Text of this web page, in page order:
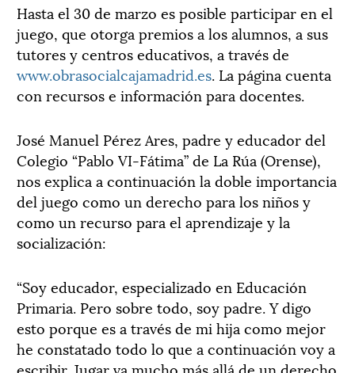
Hasta el 30 de marzo es posible participar en el
juego, que otorga premios a los alumnos, a sus
tutores y centros educativos, a través de
www.obrasocialcajamadrid.es. La página cuenta
con recursos e información para docentes.
José Manuel Pérez Ares, padre y educador del
Colegio “Pablo VI-Fátima” de La Rúa (Orense),
nos explica a continuación la doble importancia
del juego como un derecho para los niños y
como un recurso para el aprendizaje y la
socialización:
“Soy educador, especializado en Educación
Primaria. Pero sobre todo, soy padre. Y digo
esto porque es a través de mi hija como mejor
he constatado todo lo que a continuación voy a
escribir. Jugar va mucho más allá de un derecho